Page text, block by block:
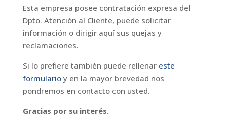
Esta empresa posee contratación expresa del
Dpto. Atención al Cliente, puede solicitar
información o dirigir aquí sus quejas y
reclamaciones.
Si lo prefiere también puede rellenar este
formularioy en la mayor brevedad nos
pondremos en contacto con usted.
Gracias por su interés.